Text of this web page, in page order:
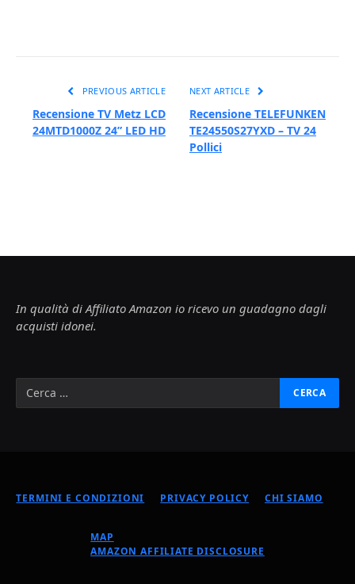
PREVIOUS ARTICLE
Recensione TV Metz LCD
24MTD1000Z 24” LED HD
NEXT ARTICLE
Recensione TELEFUNKEN
TE24550S27YXD – TV 24
Pollici
In qualità di Affiliato Amazon io ricevo un guadagno dagli
acquisti idonei.
TERMINI E CONDIZIONI PRIVACY POLICY CHI SIAMO
MAP
AMAZON AFFILIATE DISCLOSURE